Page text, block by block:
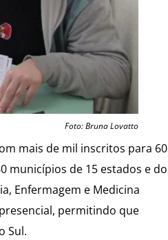
Foto: Bruna Lovatto
mais de mil inscritos para 60
municípios de 15 estados e do
Enfermagem e Medicina
permitindo que
Sul.